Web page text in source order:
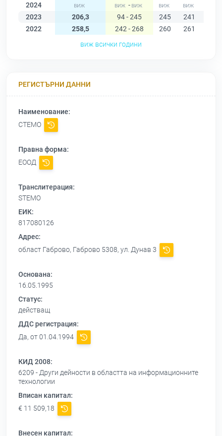
2024
-
2023
206,3 94 - 245 245 241
2022
258,5 242 - 268 260 261
виж всички години
РЕГИСТЪРНИ ДАННИ
Наименование:
СТЕМО
Правна форма:
ЕООД
Транслитерация:
STEMO
ЕИК:
817080126
Адрес:
област Габрово, Габрово 5308, ул. Дунав 3
Основана:
16.05.1995
Статус:
действащ
ДДС регистрация:
Да, от 01.04.1994
КИД 2008:
6209 - Други дейности в областта на информационните
технологии
Вписан капитал:
€ 11 509,18
Внесен капитал: